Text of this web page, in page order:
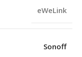
eWeLink
Sonoff